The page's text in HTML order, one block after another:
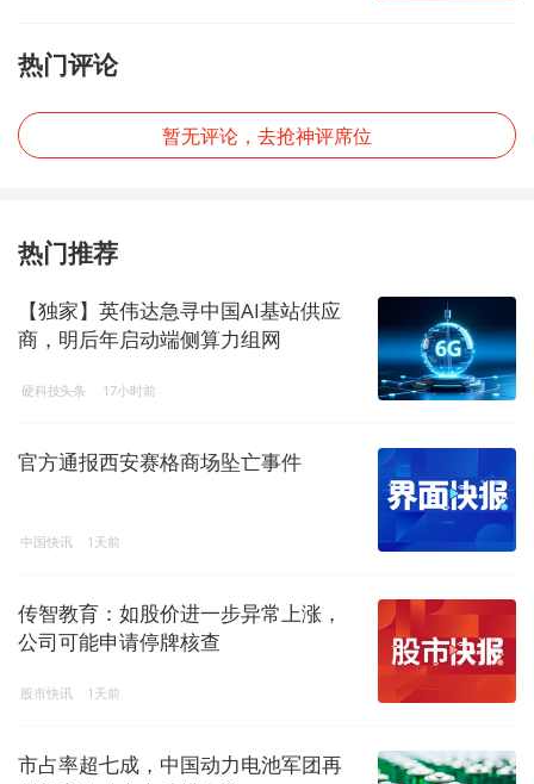
热门评论
暂无评论，去抢神评席位
热门推荐
【独家】英伟达急寻中国AI基站供应
商，明后年启动端侧算力组网
硬科技头条 17小时前
官方通报西安赛格商场坠亡事件
中国快讯 1天前
传智教育：如股价进一步异常上涨，
公司可能申请停牌核查
股市快讯 1天前
市占率超七成，中国动力电池军团再